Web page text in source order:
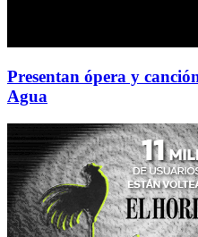
Presentan ópera y
Agua